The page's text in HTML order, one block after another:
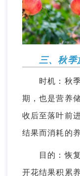
三、秋季
时机：秋季
期，也是营养
收后至落叶前
结果而消耗的养
目的：恢复
开花结果积累养